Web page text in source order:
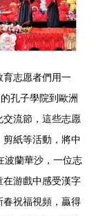
育志愿者們用一
孔子學院到歐洲
交流節，這些志愿
紙等活動，將中
波蘭華沙，一位志
在游戲中感受漢字
春祝福視頻，贏得